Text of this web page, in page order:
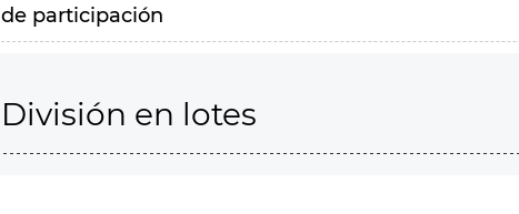
de participación
División en lotes